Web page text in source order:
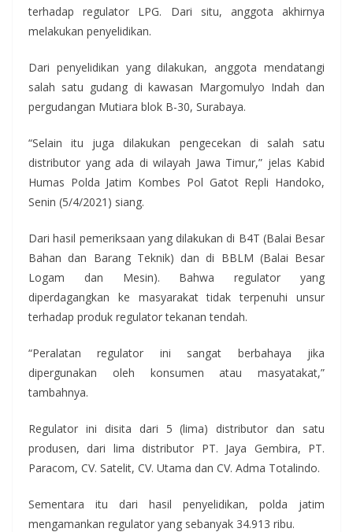
terhadap regulator LPG. Dari situ, anggota akhirnya
melakukan penyelidikan.
Dari penyelidikan yang dilakukan, anggota mendatangi
salah satu gudang di kawasan Margomulyo Indah dan
pergudangan Mutiara blok B-30, Surabaya.
“Selain itu juga dilakukan pengecekan di salah satu
distributor yang ada di wilayah Jawa Timur,” jelas Kabid
Humas Polda Jatim Kombes Pol Gatot Repli Handoko,
Senin (5/4/2021) siang.
Dari hasil pemeriksaan yang dilakukan di B4T (Balai Besar
Bahan dan Barang Teknik) dan di BBLM (Balai Besar
Logam dan Mesin). Bahwa regulator yang
diperdagangkan ke masyarakat tidak terpenuhi unsur
terhadap produk regulator tekanan tendah.
“Peralatan regulator ini sangat berbahaya jika
dipergunakan oleh konsumen atau masyatakat,”
tambahnya.
Regulator ini disita dari 5 (lima) distributor dan satu
produsen, dari lima distributor PT. Jaya Gembira, PT.
Paracom, CV. Satelit, CV. Utama dan CV. Adma Totalindo.
Sementara itu dari hasil penyelidikan, polda jatim
mengamankan regulator yang sebanyak 34.913 ribu.